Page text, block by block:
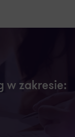
w zakresie: